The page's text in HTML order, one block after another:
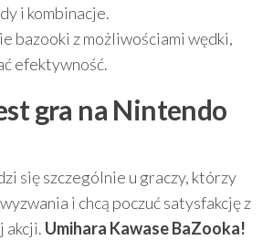
i kombinacje.
bazooki z możliwościami wędki,
efektywność.
gra na Nintendo
się szczególnie u graczy, którzy
i chcą poczuć satysfakcję z
akcji. Umihara Kawase BaZooka!